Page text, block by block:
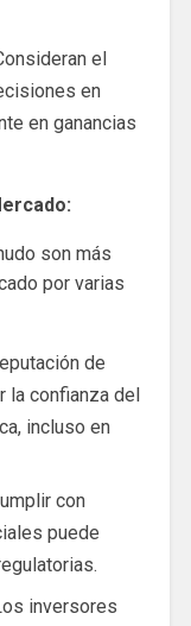
el
en
en ganancias
son más
por varias
de
la confianza del
incluso en
con
puede
inversores